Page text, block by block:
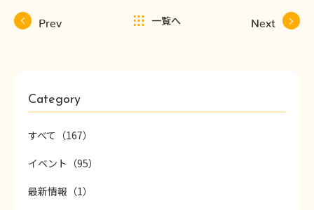
Prev 一覧へ Next
Category
すべて（167）
イベント（95）
最新情報（1）